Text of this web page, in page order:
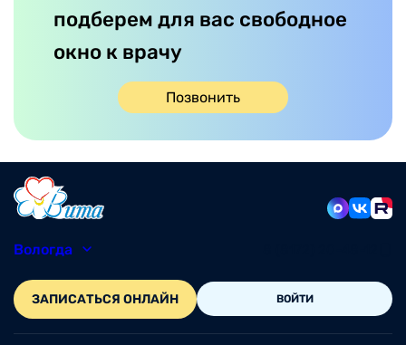
подберем для вас свободное
окно к врачу
Позвонить
Вологда
ЗАПИСАТЬСЯ ОНЛАЙН ВОЙТИ